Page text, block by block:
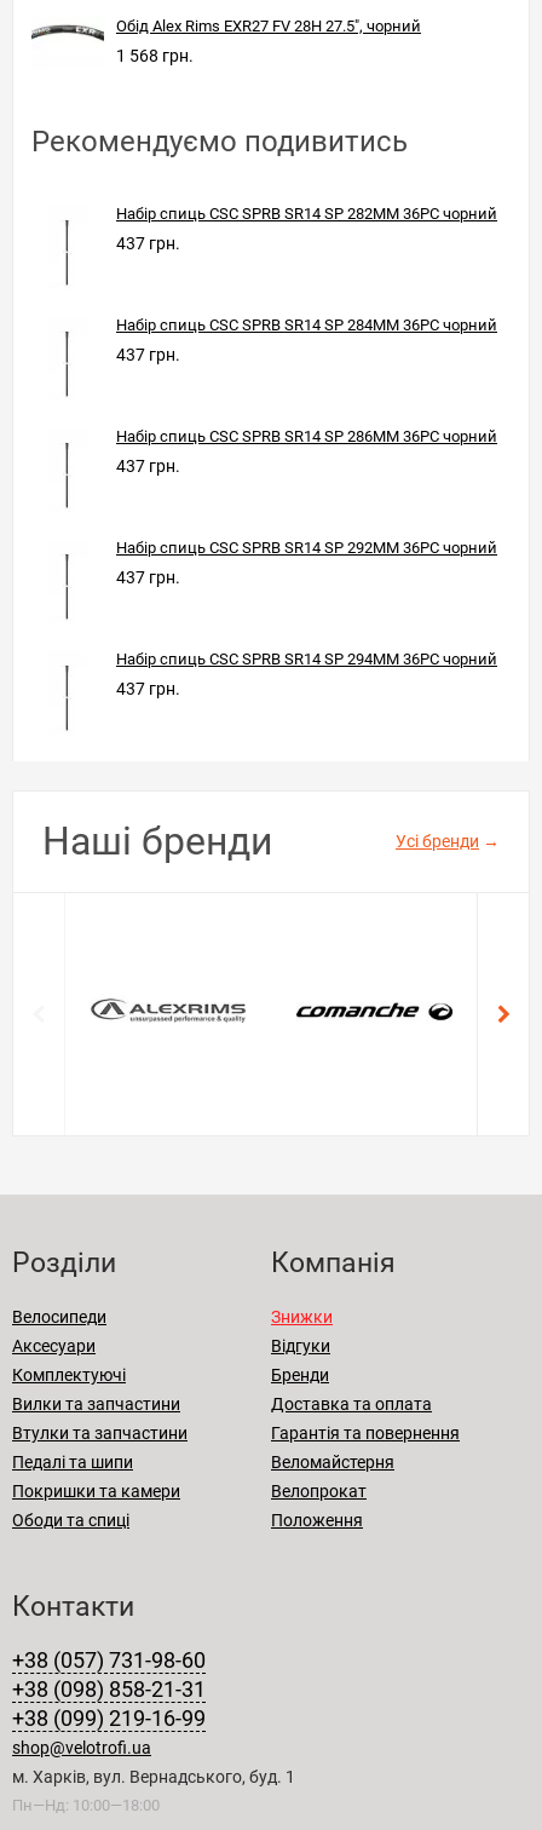
Обід Alex Rims EXR27 FV 28H 27.5", чорний
1 568 грн.
Рекомендуємо подивитись
Набір спиць CSC SPRB SR14 SP 282ММ 36PC чорний
437 грн.
Набір спиць CSC SPRB SR14 SP 284ММ 36PC чорний
437 грн.
Набір спиць CSC SPRB SR14 SP 286ММ 36PC чорний
437 грн.
Набір спиць CSC SPRB SR14 SP 292ММ 36PC чорний
437 грн.
Набір спиць CSC SPRB SR14 SP 294ММ 36PC чорний
437 грн.
Наші бренди Усі бренди →
Розділи
Велосипеди
Аксесуари
Комплектуючі
Вилки та запчастини
Втулки та запчастини
Педалі та шипи
Покришки та камери
Ободи та спиці
Компанія
Знижки
Відгуки
Бренди
Доставка та оплата
Гарантія та повернення
Веломайстерня
Велопрокат
Положення
Контакти
+38 (057) 731-98-60
+38 (098) 858-21-31
+38 (099) 219-16-99
shop@velotrofi.ua
м. Харків, вул. Вернадського, буд. 1
Пн—Нд: 10:00—18:00